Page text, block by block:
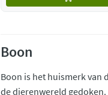
Boon
Boon is het huismerk van
de dierenwereld